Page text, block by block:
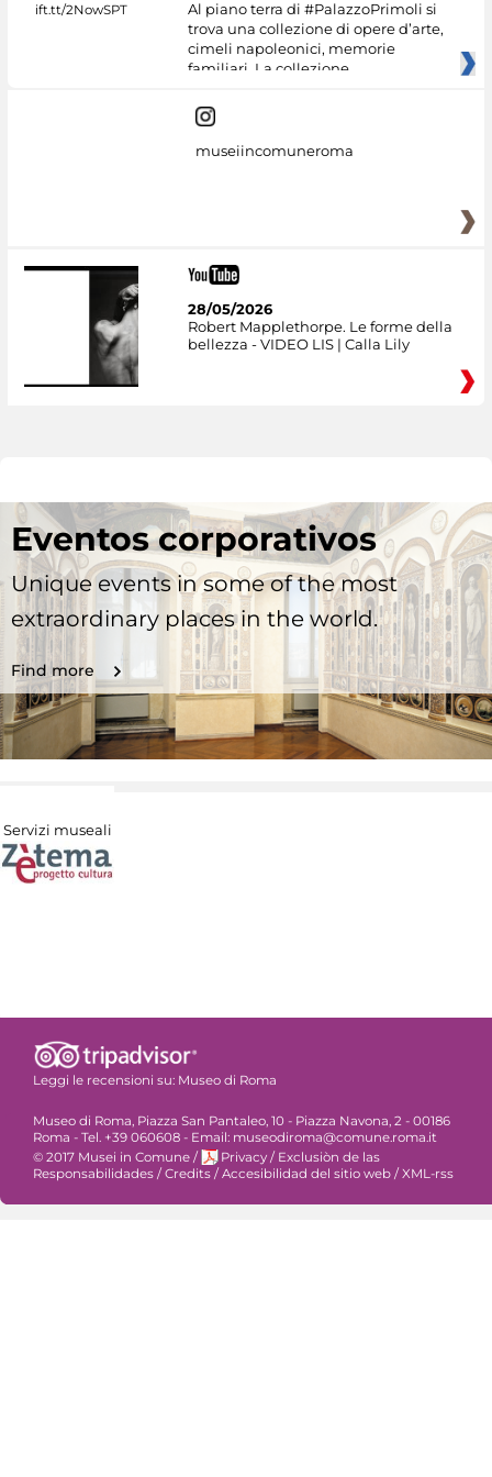
Al piano terra di #PalazzoPrimoli si
trova una collezione di opere d’arte,
cimeli napoleonici, memorie
familiari. La collezione
museiincomuneroma
28/05/2026
Robert Mapplethorpe. Le forme della
bellezza - VIDEO LIS | Calla Lily
Eventos corporativos
Unique events in some of the most
extraordinary places in the world.
Find more
Servizi museali
Leggi le recensioni su: Museo di Roma
Museo di Roma, Piazza San Pantaleo, 10 - Piazza Navona, 2 - 00186
Roma - Tel. +39 060608 - Email: museodiroma@comune.roma.it
© 2017 Musei in Comune / Privacy / Exclusiòn de las
Responsabilidades / Credits / Accesibilidad del sitio web / XML-rss